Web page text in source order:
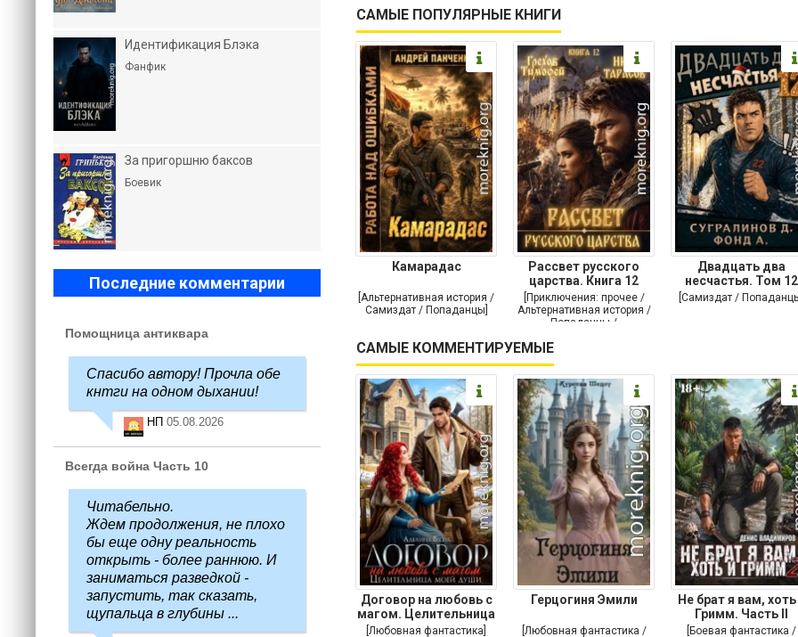
Историческая проза]
САМЫЕ ПОПУЛЯРНЫЕ КНИГИ
Камарадас
[Альтернативная история /
Самиздат / Попаданцы]
Рассвет русского
царства. Книга 12
[Приключения: прочее /
Альтернативная история /
Попаданцы /
приключения]
Двадцать два
несчастья. Том 12
[Самиздат /
САМЫЕ КОММЕНТИРУЕМЫЕ
Договор на любовь с
магом. Целительница
моей души
[Любовная фантастика]
Герцогиня Эмили
[Любовная фантастика /
Не брат я вам, хоть
Гримм. Часть II
[Боевая фантастика /
Идентификация Блэка
Фанфик
За пригоршню баксов
Боевик
Последние комментарии
Помощница антиквара
Спасибо автору! Прочла обе
кнтги на одном дыхании!
НП 05.08.2026
Всегда война Часть 10
Читабельно.
Ждем продолжения, не плохо
бы еще одну реальность
открыть - более раннюю. И
заниматься разведкой -
запустить, так сказать,
щупальца в глубины ...